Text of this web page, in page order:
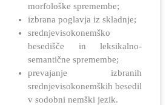
morfološke spremembe;
izbrana poglavja iz skladnje;
srednjevisokonemško
besedišče in leksikalno-
semantične spremembe;
prevajanje izbranih
srednjevisokonemških besedil
v sodobni nemški jezik.